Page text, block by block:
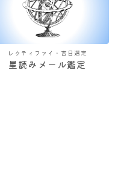
レクティファイ・吉日選定
星読みメール鑑定